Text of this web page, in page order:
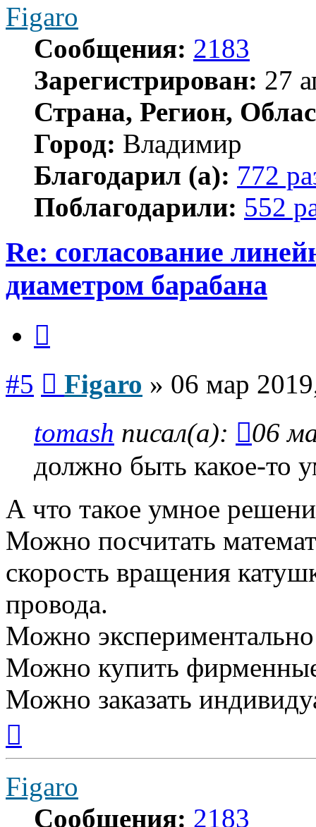
Figaro
Сообщения: 2183
Зарегистрирован: 27
Страна, Регион,
Город: Владимир
Благодарил (а): 772
Поблагодарили: 552
Re: согласование
диаметром барабана
#5 Figaro » 06 мар
tomash писал(а):
06
должно быть какое-то
А что такое умное
Можно посчитать
скорость вращения
провода.
Можно
Можно купить
Можно заказать
началу
Figaro
Сообщения: 2183